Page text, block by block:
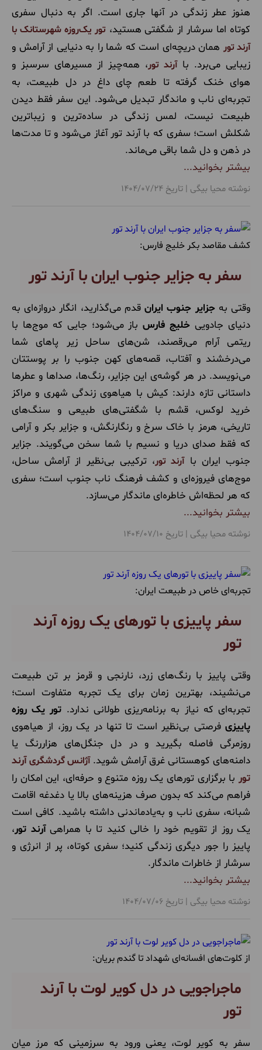
سوغات(22)
تفریحات(16)
مراکز خرید(14)
هنوز عطر زندگی در آنها جاری است. اگر به دنبال سفری
کوتاه اما سرشار از شگفتی هستید،تور یک‌روزه شهرستانک با
آرند تور همان دریچه‌ای است که شما را به دنیایی از آرامش و
زیبایی می‌برد. باآرند تور، همه‌چیز از مسیرهای سرسبز و
هوای خنک گرفته تا طعم چای داغ در دل طبیعت، به
تجربه‌ای ناب و ماندگار تبدیل می‌شود. این سفر فقط دیدن
طبیعت نیست، لمس زندگی در ساده‌ترین و زیباترین
شکلش است؛ سفری که با آرند تور آغاز می‌شود و تا مدت‌ها
در ذهن و دل شما باقی می‌ماند.
بیشتر بخوانید...
نوشته محیا بیگی | تاریخ 1404/07/24
کشف مقاصد بکر خلیج فارس:
سفر به جزایر جنوب ایران با آرند تور
وقتی بهجزایر جنوب ایرانقدم می‌گذارید، انگار دروازه‌ای به
دنیای جادویی خلیج فارسباز می‌شود؛ جایی که موج‌ها با
ریتمی آرام می‌رقصند، شن‌های ساحل زیر پاهای شما
می‌درخشند و آفتاب، قصه‌های کهن جنوب را بر پوستتان
می‌نویسد. در هر گوشه‌ی این جزایر، رنگ‌ها، صداها و عطرها
داستانی تازه دارند: کیش با هیاهوی زندگی شهری و مراکز
خرید لوکس، قشم با شگفتی‌های طبیعی و سنگ‌های
تاریخی، هرمز با خاک سرخ و رنگارنگش، و جزایر بکر و آرامی
که فقط صدای دریا و نسیم با شما سخن می‌گویند. جزایر
جنوب ایران باآرند تور، ترکیبی بی‌نظیر از آرامش ساحل،
موج‌های فیروزه‌ای و کشف فرهنگ ناب جنوب است؛ سفری
که هر لحظه‌اش خاطره‌ای ماندگار می‌سازد.
بیشتر بخوانید...
نوشته محیا بیگی | تاریخ 1404/07/10
تجربه‌ای خاص در طبیعت ایران:
سفر پاییزی با تورهای یک روزه آرند
تور
وقتی پاییز با رنگ‌های زرد، نارنجی و قرمز بر تن طبیعت
می‌نشیند، بهترین زمان برای یک تجربه متفاوت است؛
تجربه‌ای که نیاز به برنامه‌ریزی طولانی ندارد. تور یک روزه
پاییزی فرصتی بی‌نظیر است تا تنها در یک روز، از هیاهوی
روزمرگی فاصله بگیرید و در دل جنگل‌های هزاررنگ یا
دامنه‌های کوهستانی غرق آرامش شوید.آژانس گردشگریآرند
تور با برگزاری تورهای یک روزه متنوع و حرفه‌ای، این امکان را
فراهم می‌کند که بدون صرف هزینه‌های بالا یا دغدغه اقامت
شبانه، سفری ناب و به‌یادماندنی داشته باشید. کافی است
یک روز از تقویم خود را خالی کنید تا با همراهیآرند تور،
پاییز را جور دیگری زندگی کنید؛ سفری کوتاه، پر از انرژی و
سرشار از خاطرات ماندگار.
بیشتر بخوانید...
نوشته محیا بیگی | تاریخ 1404/07/06
از کلوت‌های افسانه‌ای شهداد تا گندم‌ بریان:
ماجراجویی در دل کویر لوت با آرند
تور
سفر به کویر لوت، یعنی ورود به سرزمینی که مرز میان